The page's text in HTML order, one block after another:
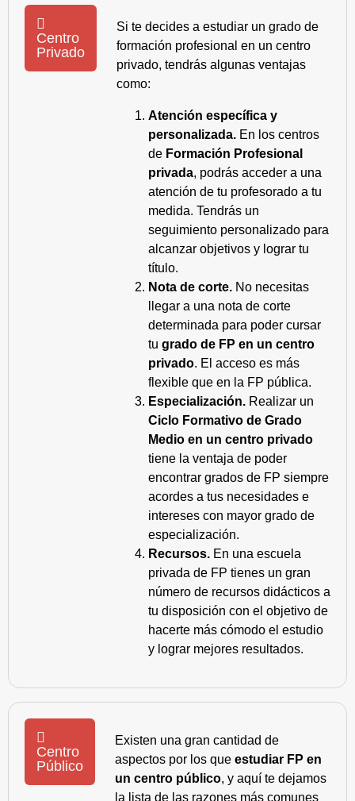
Centro
Privado
Si te decides a estudiar un grado de
formación profesional en un centro
privado, tendrás algunas ventajas
como:
Atención específica y
personalizada. En los centros
de Formación Profesional
privada, podrás acceder a una
atención de tu profesorado a tu
medida. Tendrás un
seguimiento personalizado para
alcanzar objetivos y lograr tu
título.
Nota de corte. No necesitas
llegar a una nota de corte
determinada para poder cursar
tu grado de FP en un centro
privado. El acceso es más
flexible que en la FP pública.
Especialización. Realizar un
Ciclo Formativo de Grado
Medio en un centro privado
tiene la ventaja de poder
encontrar grados de FP siempre
acordes a tus necesidades e
intereses con mayor grado de
especialización.
Recursos. En una escuela
privada de FP tienes un gran
número de recursos didácticos a
tu disposición con el objetivo de
hacerte más cómodo el estudio
y lograr mejores resultados.
Centro
Público
Existen una gran cantidad de
aspectos por los que estudiar FP en
un centro público, y aquí te dejamos
la lista de las razones más comunes